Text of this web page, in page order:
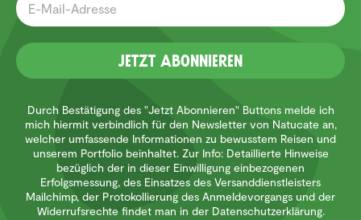
Jetzt Abonnieren
Durch Bestätigung des "Jetzt Abonnieren" Buttons melde ich
mich hiermit verbindlich für den Newsletter von Natucate an,
welcher umfassende Informationen zu bewusstem Reisen und
unserem Portfolio beinhaltet. Zur Info: Detaillierte Hinweise
bezüglich der in dieser Einwilligung einbezogenen
Erfolgsmessung, des Einsatzes des Versanddienstleisters
Mailchimp, der Protokollierung des Anmeldevorgangs und der
Widerrufsrechte findet man in der Datenschutzerklärung.